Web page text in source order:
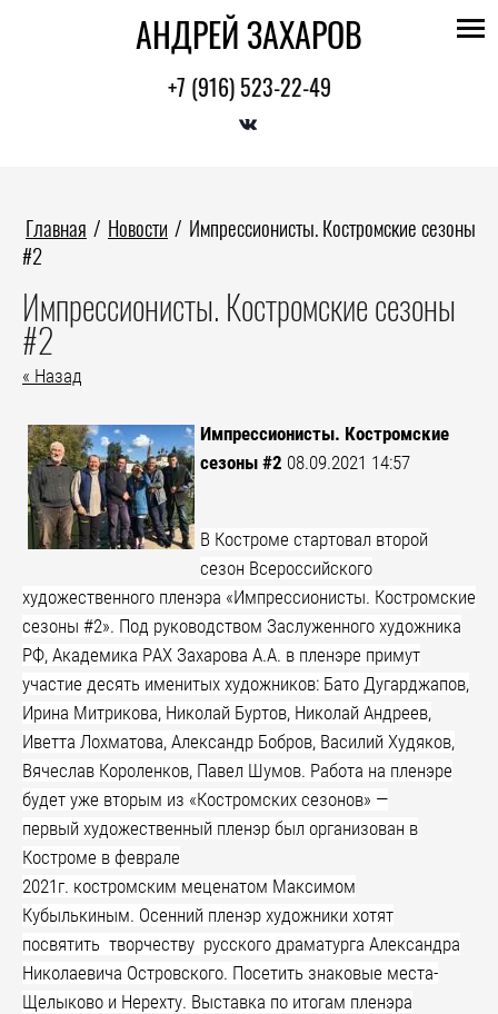
АНДРЕЙ ЗАХАРОВ
+7 (916) 523-22-49
Главная / Новости / Импрессионисты. Костромские сезоны
#2
Импрессионисты. Костромские сезоны
#2
« Назад
Импрессионисты. Костромские
сезоны #2 08.09.2021 14:57
В Костроме стартовал второй
сезон Всероссийского
художественного пленэра «Импрессионисты. Костромские
сезоны #2». Под руководством Заслуженного художника
РФ, Академика РАХ Захарова А.А. в пленэре примут
участие десять именитых художников: Бато Дугарджапов,
Ирина Митрикова, Николай Буртов, Николай Андреев,
Иветта Лохматова, Александр Бобров, Василий Худяков,
Вячеслав Короленков, Павел Шумов. Работа на пленэре
будет уже вторым из «Костромских сезонов» —
первый художественный пленэр был организован в
Костроме в феврале
2021г. костромским меценатом Максимом
Кубылькиным. Осенний пленэр художники хотят
посвятить творчеству русского драматурга Александра
Николаевича Островского. Посетить знаковые места-
Щелыково и Нерехту. Выставка по итогам пленэра